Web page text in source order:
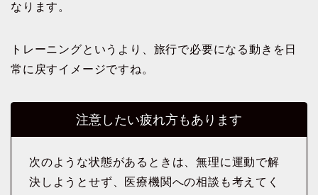
なります。
トレーニングというより、旅行で必要になる動きを日
常に戻すイメージですね。
注意したい疲れ方もあります
次のような状態があるときは、無理に運動で解
決しようとせず、医療機関への相談も考えてく